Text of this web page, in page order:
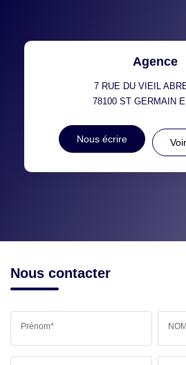
Agence
7 RUE DU VIEIL
78100 ST GERMAIN
Nous écrire
Nous contacter
Prénom*